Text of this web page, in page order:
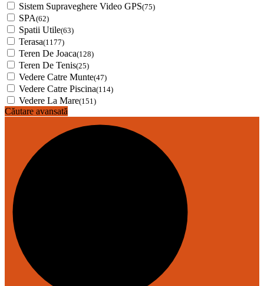
Sistem Supraveghere Video GPS(75)
SPA(62)
Spatii Utile(63)
Terasa(1177)
Teren De Joaca(128)
Teren De Tenis(25)
Vedere Catre Munte(47)
Vedere Catre Piscina(114)
Vedere La Mare(151)
Căutare avansată